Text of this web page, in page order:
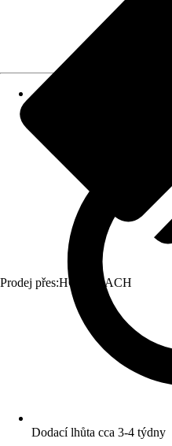
Prodej přes:HORNBACH
Dodací lhůta cca 3-4 týdny